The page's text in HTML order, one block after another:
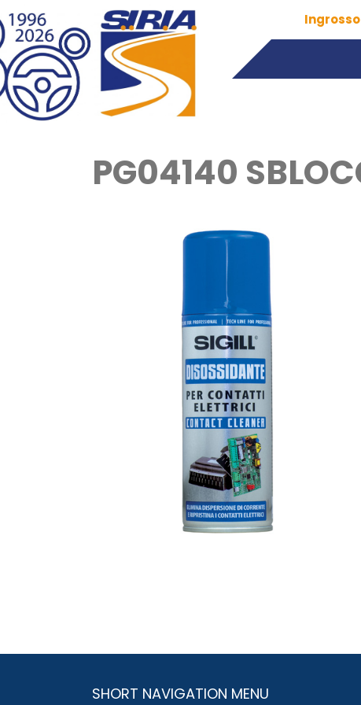
PG04140
SHORT NAVIGATION MENU